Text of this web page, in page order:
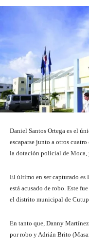
Daniel Santos Ortega es el
escaparse junto a otros
la dotación policial de Moca,
El último en ser capturado
está acusado de robo. Este
el distrito municipal de
En tanto que, Danny
por robo y Adrián Brito